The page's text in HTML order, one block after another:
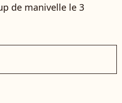
de manivelle le 3